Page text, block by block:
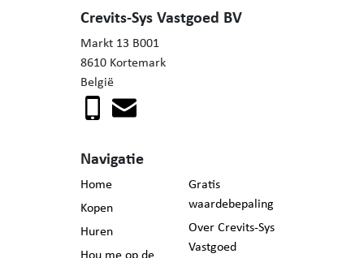
Crevits-Sys Vastgoed BV
Markt 13 B001
8610 Kortemark
België
Navigatie
Home
Kopen
Huren
Hou me op de
Gratis
waardebepaling
Over Crevits-Sys
Vastgoed